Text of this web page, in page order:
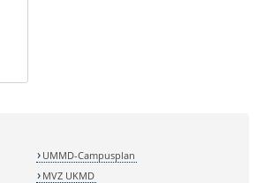
UMMD-Campusplan
MVZ UKMD